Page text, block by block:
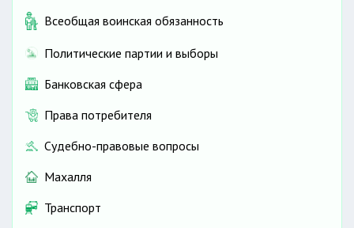
Всеобщая воинская обязанность
Политические партии и выборы
Банковская сфера
Права потребителя
Судебно-правовые вопросы
Махалля
Транспорт